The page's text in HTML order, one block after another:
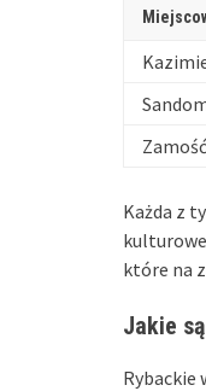
Zamość
Każda z
które na
Jakie
Rybackie